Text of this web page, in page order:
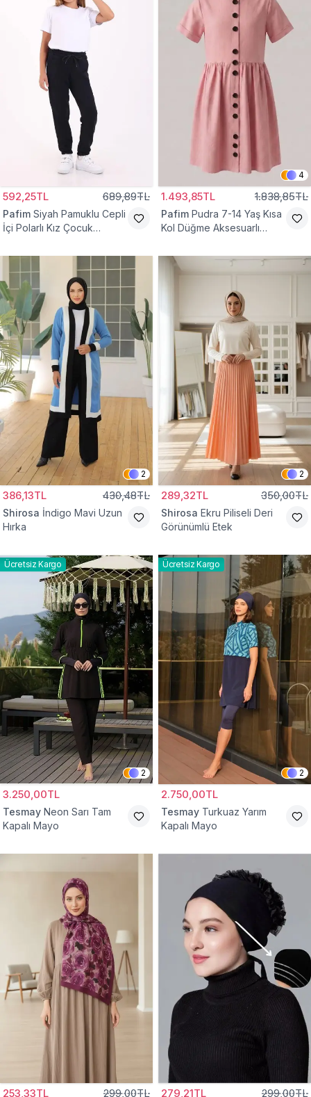
592,25TL 689,89TL
Pafim Siyah Pamuklu Cepli
İçi Polarlı Kız Çocuk
4
1.493,85TL 1.838,85TL
Pafim Pudra 7-14 Yaş Kısa
Kol Düğme Aksesuarlı
2
386,13TL 430,48TL
Shirosa İndigo Mavi Uzun
Hırka
2
289,32TL 350,00TL
Shirosa Ekru Piliseli Deri
Görünümlü Etek
Ücretsiz Kargo
2
3.250,00TL
Tesmay Neon Sarı Tam
Kapalı Mayo
Ücretsiz Kargo
2
2.750,00TL
Tesmay Turkuaz Yarım
Kapalı Mayo
253,33TL 299,00TL 279,21TL 299,00TL